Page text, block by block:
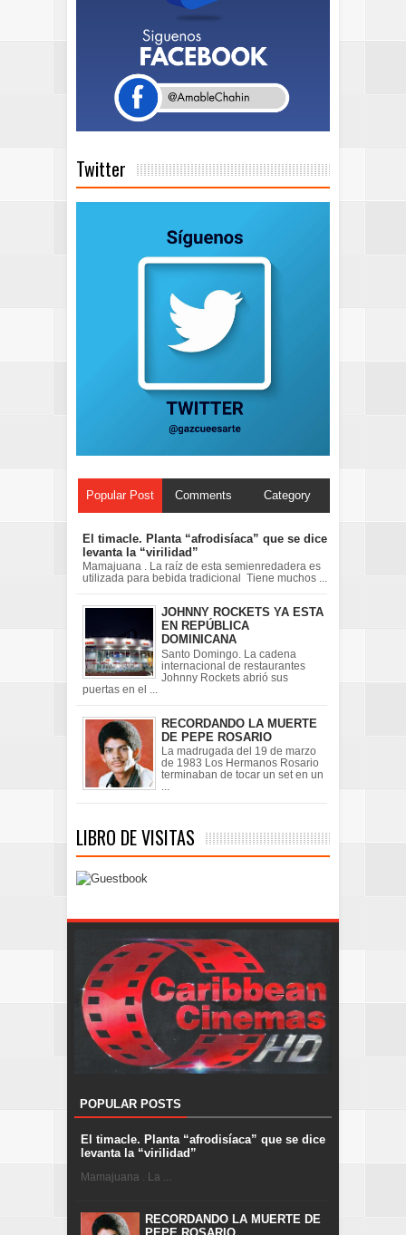
Twitter
Popular Post Comments Category
El timacle. Planta “afrodisíaca” que se dice
levanta la “virilidad”
Mamajuana . La raíz de esta semienredadera es
utilizada para bebida tradicional Tiene muchos ...
JOHNNY ROCKETS YA ESTA
EN REPÚBLICA
DOMINICANA
Santo Domingo. La cadena
internacional de restaurantes
Johnny Rockets abrió sus
puertas en el ...
RECORDANDO LA MUERTE
DE PEPE ROSARIO
La madrugada del 19 de marzo
de 1983 Los Hermanos Rosario
terminaban de tocar un set en un
...
LIBRO DE VISITAS
POPULAR POSTS
El timacle. Planta “afrodisíaca” que se dice
levanta la “virilidad”
Mamajuana . La ...
RECORDANDO LA MUERTE DE